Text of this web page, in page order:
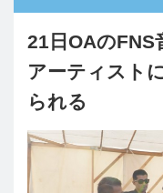
21日OAのFNS
アーティスト
られる